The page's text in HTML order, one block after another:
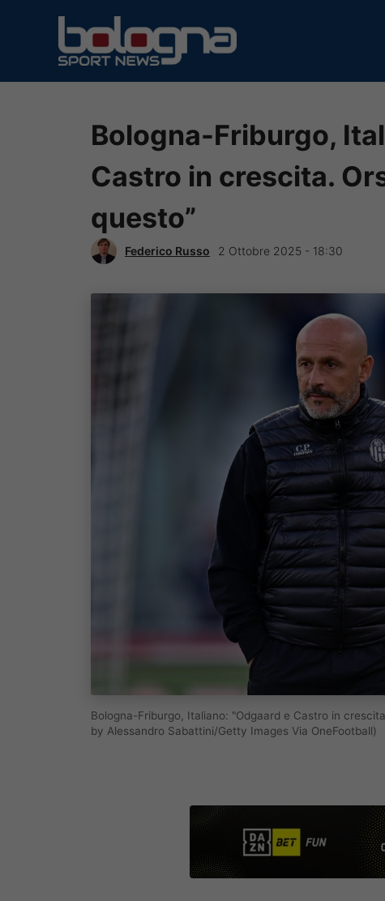
contenuto
Bologna-Friburgo,
Castro in crescita.
questo”
Federico Russo 2 Ottobre 2025 - 18:30
Bologna-Friburgo, Italiano: "Odgaard e Castro in
by Alessandro Sabattini/Getty Images Via OneFootball)